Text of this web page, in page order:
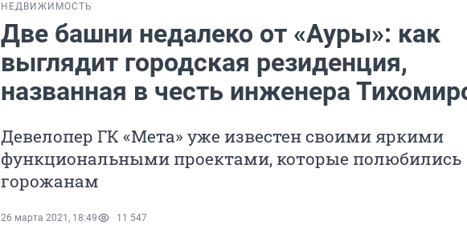
НЕДВИЖИМОСТЬ
Две башни недалеко от «Ауры»: как
выглядит городская резиденция,
названная в честь инженера
Девелопер ГК «Мета» уже известен своими яркими
функциональными проектами, которые полюбились
горожанам
26 марта 2021, 18:49 11 547